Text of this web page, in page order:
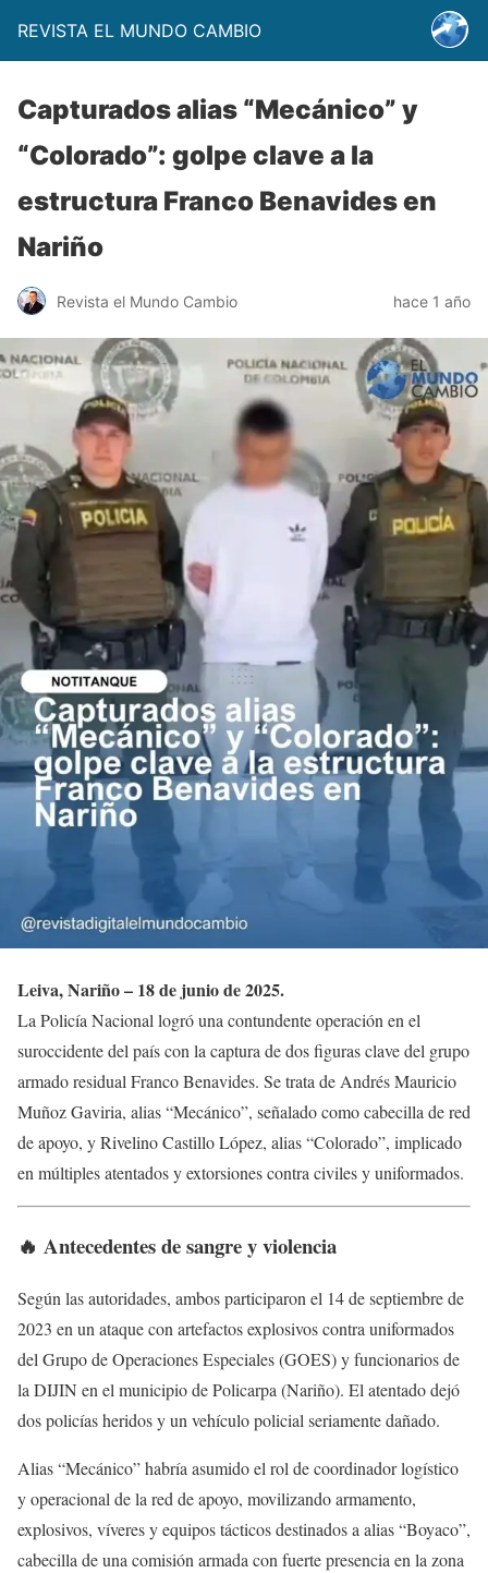
REVISTA EL MUNDO CAMBIO
Capturados alias “Mecánico” y
“Colorado”: golpe clave a la
estructura Franco Benavides en
Nariño
Revista el Mundo Cambio hace 1 año
Leiva, Nariño – 18 de junio de 2025.
La Policía Nacional logró una contundente operación en el
suroccidente del país con la captura de dos figuras clave del grupo
armado residual Franco Benavides. Se trata de Andrés Mauricio
Muñoz Gaviria, alias “Mecánico”, señalado como cabecilla de red
de apoyo, y Rivelino Castillo López, alias “Colorado”, implicado
en múltiples atentados y extorsiones contra civiles y uniformados.
🔥 Antecedentes de sangre y violencia
Según las autoridades, ambos participaron el 14 de septiembre de
2023 en un ataque con artefactos explosivos contra uniformados
del Grupo de Operaciones Especiales (GOES) y funcionarios de
la DIJIN en el municipio de Policarpa (Nariño). El atentado dejó
dos policías heridos y un vehículo policial seriamente dañado.
Alias “Mecánico” habría asumido el rol de coordinador logístico
y operacional de la red de apoyo, movilizando armamento,
explosivos, víveres y equipos tácticos destinados a alias “Boyaco”,
cabecilla de una comisión armada con fuerte presencia en la zona